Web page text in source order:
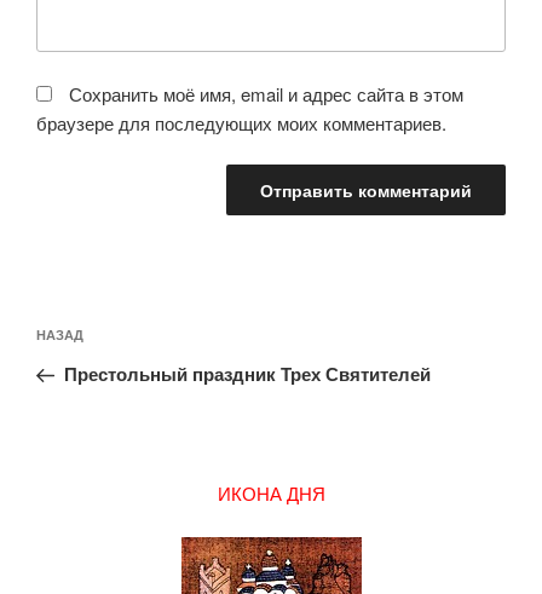
Сохранить моё имя, email и адрес сайта в этом
браузере для последующих моих комментариев.
по
записям
Предыдущая
запись:
НАЗАД
Престольный праздник Трех Святителей
ИКОНА ДНЯ